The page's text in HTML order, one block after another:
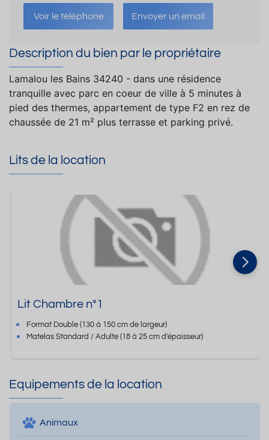
Voir le téléphone Envoyer un email
Description du bien par le propriétaire
Lamalou les Bains 34240 - dans une résidence
tranquille avec parc en coeur de ville à 5 minutes à
pied des thermes, appartement de type F2 en rez de
chaussée de 21 m² plus terrasse et parking privé.
Lits de la location
Lit Chambre n°1
Format Double (130 à 150 cm de largeur)
Matelas Standard / Adulte(18 à 25 cm d'épaisseur)
Equipements de la location
Animaux